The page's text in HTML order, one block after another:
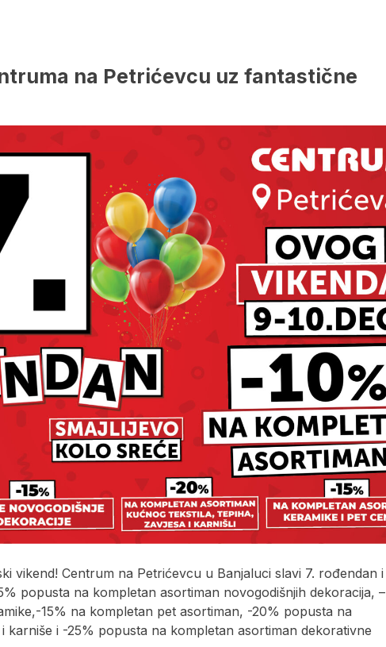
na Petrićevcu uz fantastične
vikend! Centrum na Petrićevcu u Banjaluci slavi 7. rođendan i
popusta na kompletan asortiman novogodišnjih dekoracija, –
15% na kompletan pet asortiman, -20% popusta na
karniše i -25% popusta na kompletan asortiman dekorativne